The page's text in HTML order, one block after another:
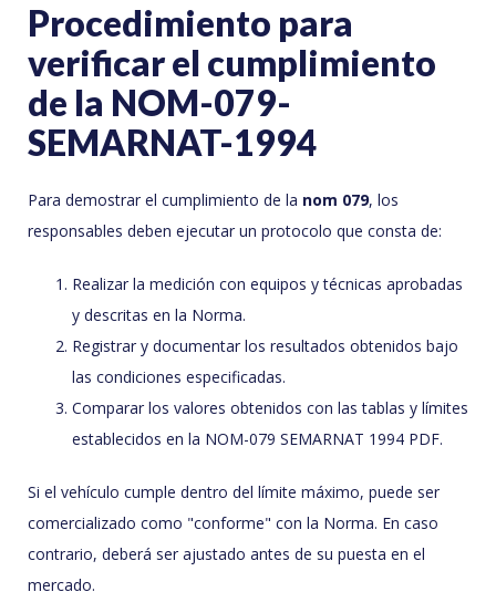
Procedimiento para
verificar el cumplimiento
de la NOM-079-
SEMARNAT-1994
Para demostrar el cumplimiento de la nom 079, los
responsables deben ejecutar un protocolo que consta de:
Realizar la medición con equipos y técnicas aprobadas
y descritas en la Norma.
Registrar y documentar los resultados obtenidos bajo
las condiciones especificadas.
Comparar los valores obtenidos con las tablas y límites
establecidos en la NOM-079 SEMARNAT 1994 PDF.
Si el vehículo cumple dentro del límite máximo, puede ser
comercializado como "conforme" con la Norma. En caso
contrario, deberá ser ajustado antes de su puesta en el
mercado.